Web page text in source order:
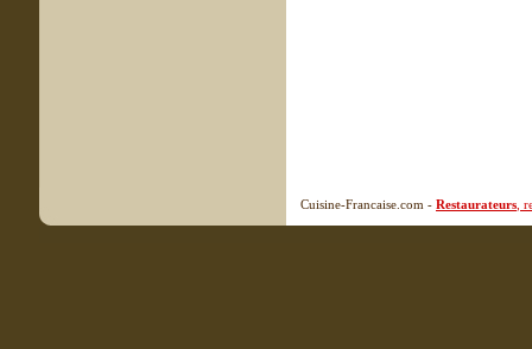
Cuisine-Francaise.com - Restaurateurs ,